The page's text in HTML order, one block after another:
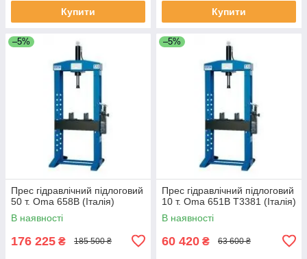
Купити Купити
–5%
Прес гідравлічний підлоговий
50 т. Oma 658B (Італія)
В наявності
176 225 ₴ 185 500 ₴
–5%
Прес гідравлічний підлоговий
10 т. Oma 651B Т3381 (Італія)
В наявності
60 420 ₴ 63 600 ₴